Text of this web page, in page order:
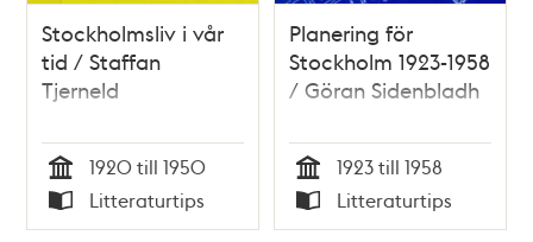
Stockholmsliv i vår
tid / Staffan
Tjerneld
Tid
1920 till 1950
Typ
Litteraturtips
Planering för
Stockholm 1923-1958
/ Göran Sidenbladh
Tid
1923 till 1958
Typ
Litteraturtips